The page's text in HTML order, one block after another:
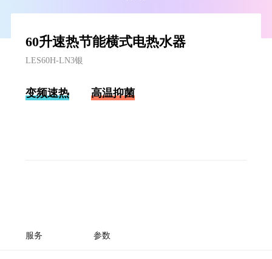
60升速热节能横式电热水器
LES60H-LN3银
变频速热 高温抑菌
服务 参数